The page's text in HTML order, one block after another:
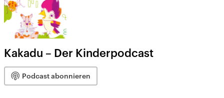
Kakadu – Der Kinderpodcast
Podcast abonnieren